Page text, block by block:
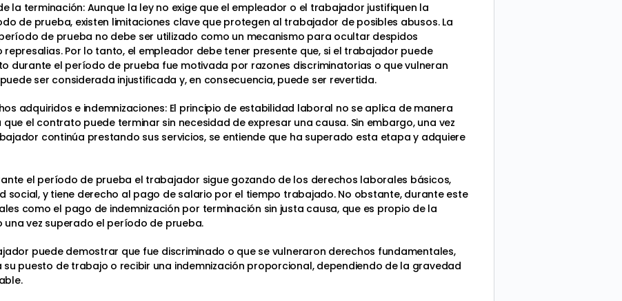
la terminación: Aunque la ley no exige que el empleador o el trabajador justifiquen la
de prueba, existen limitaciones clave que protegen al trabajador de posibles abusos. La
de prueba no debe ser utilizado como un mecanismo para ocultar despidos
Por lo tanto, el empleador debe tener presente que, si el trabajador puede
durante el período de prueba fue motivada por razones discriminatorias o que vulneran
ser considerada injustificada y, en consecuencia, puede ser revertida.
adquiridos e indemnizaciones: El principio de estabilidad laboral no se aplica de manera
el contrato puede terminar sin necesidad de expresar una causa. Sin embargo, una vez
continúa prestando sus servicios, se entiende que ha superado esta etapa y adquiere
el período de prueba el trabajador sigue gozando de los derechos laborales básicos,
social, y tiene derecho al pago de salario por el tiempo trabajado. No obstante, durante este
como el pago de indemnización por terminación sin justa causa, que es propio de la
vez superado el período de prueba.
puede demostrar que fue discriminado o que se vulneraron derechos fundamentales,
puesto de trabajo o recibir una indemnización proporcional, dependiendo de la gravedad